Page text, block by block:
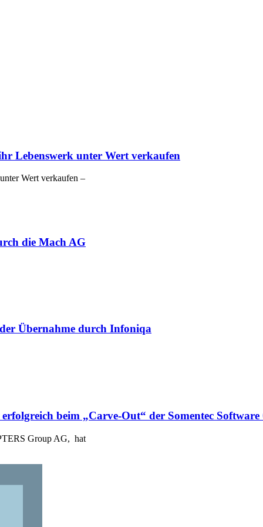
Lebenswerk unter Wert verkaufen
Wert verkaufen –
die Mach AG
Übernahme durch Infoniqa
beim „Carve-Out“ der Somentec
Group AG, hat